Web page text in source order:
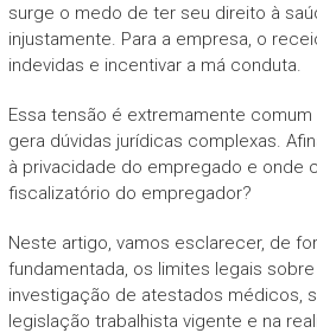
surge o medo de ter seu direito à
injustamente. Para a empresa, o
indevidas e incentivar a má conduta.
Essa tensão é extremamente
gera dúvidas jurídicas complexas.
à privacidade do empregado e onde
fiscalizatório do empregador?
Neste artigo, vamos esclarecer, de
fundamentada, os limites legais
investigação de atestados médicos,
legislação trabalhista vigente e na